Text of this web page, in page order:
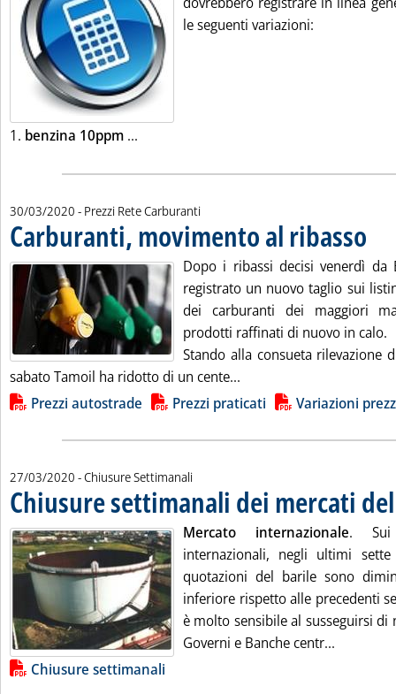
le seguenti variazioni:
1. benzina 10ppm ...
30/03/2020 - Prezzi Rete Carburanti
Carburanti, movimento al ribasso
Dopo i ribassi decisi venerdì da
registrato un nuovo taglio sui
dei carburanti dei maggiori
prodotti raffinati di nuovo in calo.
Stando alla consueta rilevazione
sabato Tamoil ha ridotto di un cente...
Lista allegati PDF alla notizia
Prezzi autostrade Prezzi praticati Variazioni
27/03/2020 - Chiusure Settimanali
Chiusure settimanali dei mercati
Mercato internazionale. Sui
internazionali, negli ultimi
quotazioni del barile sono
inferiore rispetto alle precedenti
è molto sensibile al susseguirsi di
Governi e Banche centr...
Lista allegati PDF alla notizia
Chiusure settimanali